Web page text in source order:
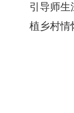
引导师生
植乡村情